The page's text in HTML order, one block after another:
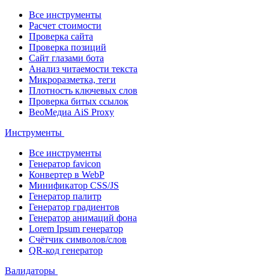
Все инструменты
Расчет стоимости
Проверка сайта
Проверка позиций
Сайт глазами бота
Анализ читаемости текста
Микроразметка, теги
Плотность ключевых слов
Проверка битых ссылок
ВеоМедиа AiS Proxy
Инструменты
Все инструменты
Генератор favicon
Конвертер в WebP
Минификатор CSS/JS
Генератор палитр
Генератор градиентов
Генератор анимаций фона
Lorem Ipsum генератор
Счётчик символов/слов
QR-код генератор
Валидаторы